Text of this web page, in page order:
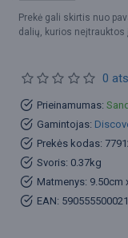
Prekė gali skirtis nuo
dalių, kurios
Prieinamumas:
Gamintojas:
Prekės kodas:
Svoris: 0.37kg
Matmenys: 9.50cm
EAN:
0